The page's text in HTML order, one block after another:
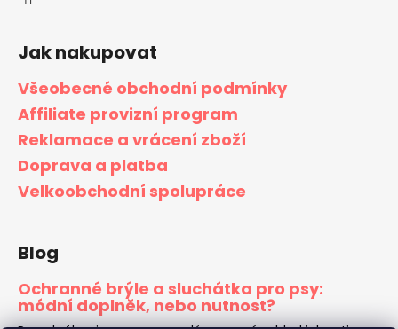
Jak nakupovat
Všeobecné obchodní podmínky
Affiliate provizní program
Reklamace a vrácení zboží
Doprava a platba
Velkoobchodní spolupráce
Blog
Ochranné brýle a sluchátka pro psy:
módní doplněk, nebo nutnost?